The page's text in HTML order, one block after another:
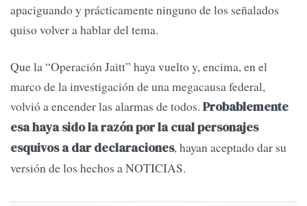
apaciguando y prácticamente ninguno de los señalados
quiso volver a hablar del tema.
Que la “Operación Jaitt” haya vuelto y, encima, en el
marco de la investigación de una megacausa federal,
volvió a encender las alarmas de todos. Probablemente
esa haya sido la razón por la cual personajes
esquivos a dar declaraciones, hayan aceptado dar su
versión de los hechos a NOTICIAS.